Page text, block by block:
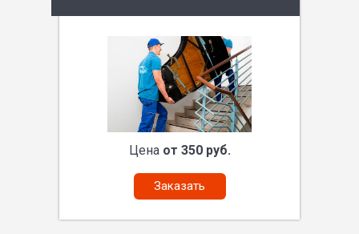
Цена от 350 руб.
Заказать